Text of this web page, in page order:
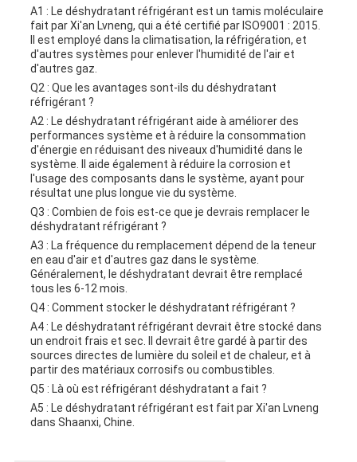
A1 : Le déshydratant réfrigérant est un tamis moléculaire
fait par Xi'an Lvneng, qui a été certifié par ISO9001 : 2015.
Il est employé dans la climatisation, la réfrigération, et
d'autres systèmes pour enlever l'humidité de l'air et
d'autres gaz.
Q2 : Que les avantages sont-ils du déshydratant
réfrigérant ?
A2 : Le déshydratant réfrigérant aide à améliorer des
performances système et à réduire la consommation
d'énergie en réduisant des niveaux d'humidité dans le
système. Il aide également à réduire la corrosion et
l'usage des composants dans le système, ayant pour
résultat une plus longue vie du système.
Q3 : Combien de fois est-ce que je devrais remplacer le
déshydratant réfrigérant ?
A3 : La fréquence du remplacement dépend de la teneur
en eau d'air et d'autres gaz dans le système.
Généralement, le déshydratant devrait être remplacé
tous les 6-12 mois.
Q4 : Comment stocker le déshydratant réfrigérant ?
A4 : Le déshydratant réfrigérant devrait être stocké dans
un endroit frais et sec. Il devrait être gardé à partir des
sources directes de lumière du soleil et de chaleur, et à
partir des matériaux corrosifs ou combustibles.
Q5 : Là où est réfrigérant déshydratant a fait ?
A5 : Le déshydratant réfrigérant est fait par Xi'an Lvneng
dans Shaanxi, Chine.